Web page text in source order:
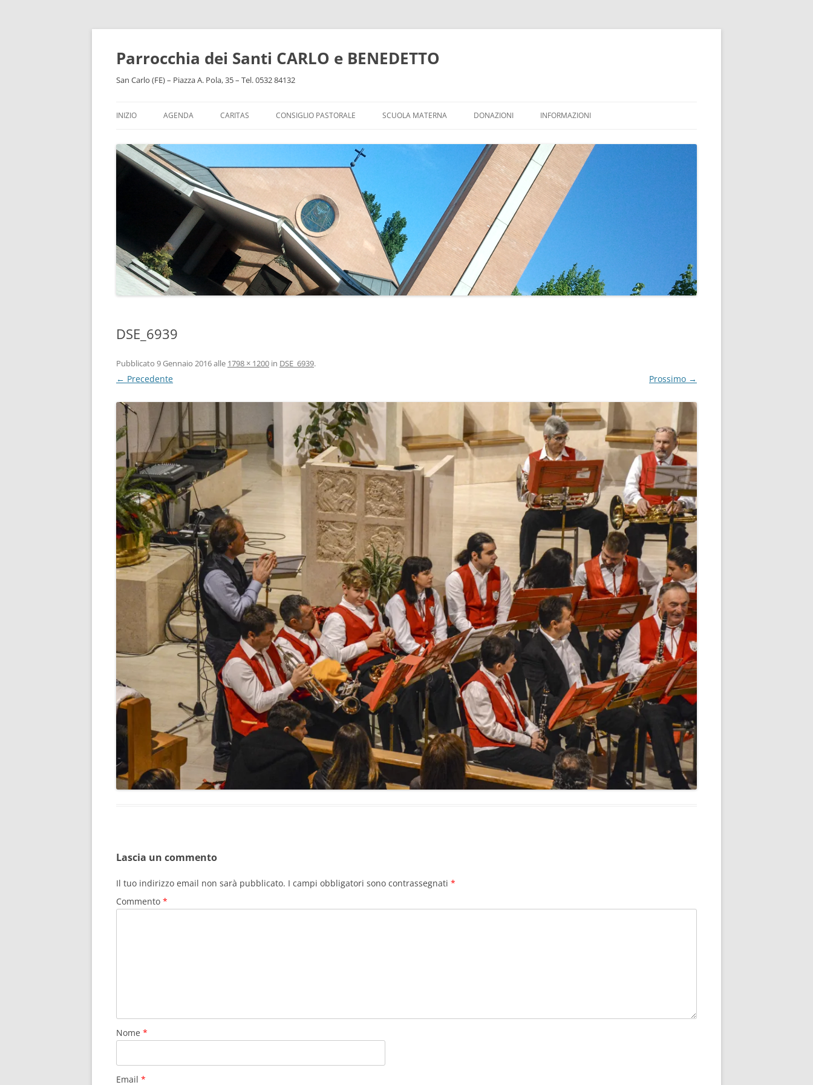
Vai
Parrocchia dei Santi CARLO e BENEDETTO
San Carlo (FE) – Piazza A. Pola, 35 – Tel. 0532 84132
INIZIO AGENDA CARITAS CONSIGLIO PASTORALE SCUOLA MATERNA DONAZIONI INFORMAZIONI
DSE_6939
Pubblicato 9 Gennaio 2016alle 1798 × 1200 in DSE_6939.
← Precedente Prossimo →
Lascia un commento
Il tuo indirizzo email non sarà pubblicato. I campi obbligatori sono contrassegnati *
Commento *
Nome *
Email *